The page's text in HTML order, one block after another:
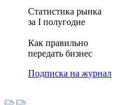
Статистика рынка
за I полугодие
Как правильно
передать бизнес
Подписка на журнал